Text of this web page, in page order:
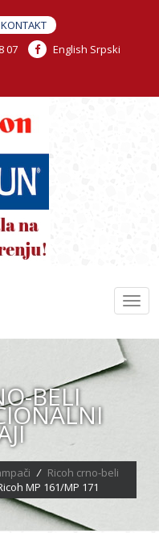
KONTAKT
07 English Srpski
BELI
/ Ricoh crno-beli
MP 161/MP 171